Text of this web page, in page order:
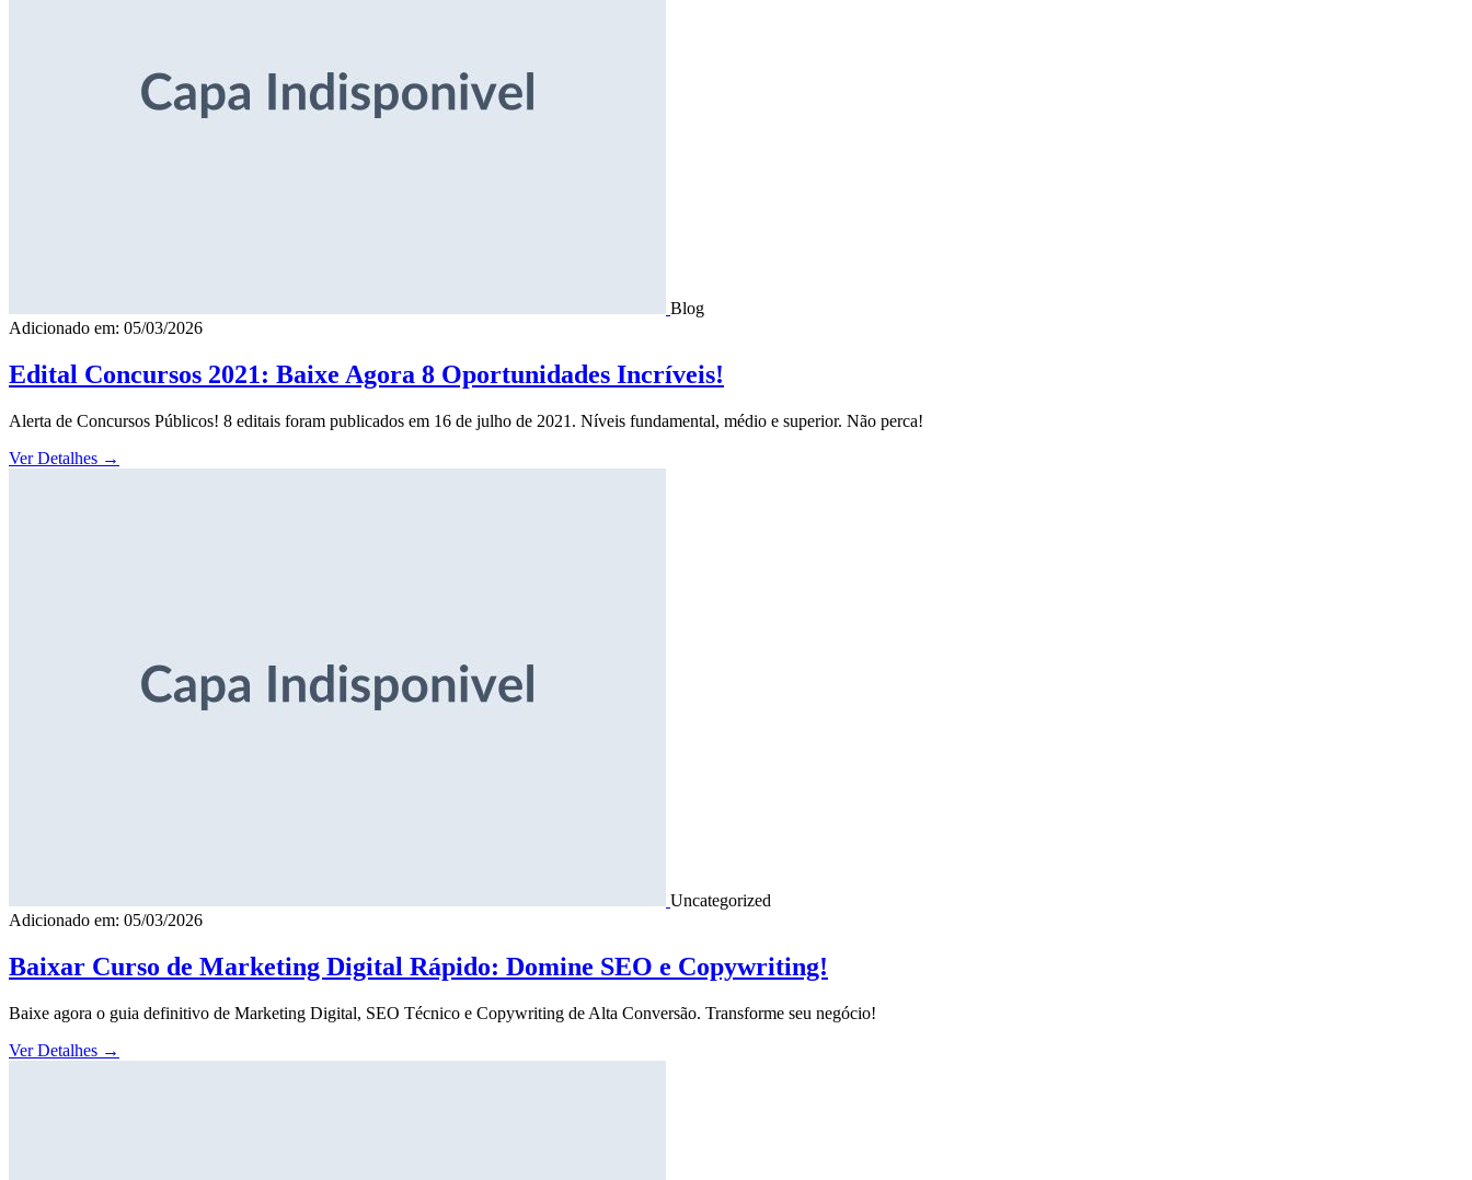
Blog
Adicionado em: 05/03/2026
Edital Concursos 2021: Baixe Agora 8 Oportunidades Incríveis!
Alerta de Concursos Públicos! 8 editais foram publicados em 16 de julho de 2021. Níveis fundamental, médio e superior. Não perca!
Ver Detalhes →
Uncategorized
Adicionado em: 05/03/2026
Baixar Curso de Marketing Digital Rápido: Domine SEO e Copywriting!
Baixe agora o guia definitivo de Marketing Digital, SEO Técnico e Copywriting de Alta Conversão. Transforme seu negócio!
Ver Detalhes →